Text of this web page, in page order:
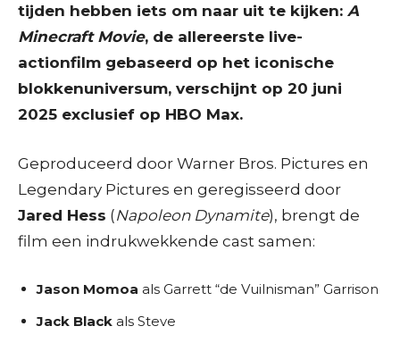
tijden hebben iets om naar uit te kijken: A
Minecraft Movie, de allereerste live-
actionfilm gebaseerd op het iconische
blokkenuniversum, verschijnt op 20 juni
2025 exclusief op HBO Max.
Geproduceerd door Warner Bros. Pictures en
Legendary Pictures en geregisseerd door
Jared Hess (Napoleon Dynamite), brengt de
film een indrukwekkende cast samen:
Jason Momoa als Garrett “de Vuilnisman” Garrison
Jack Black als Steve